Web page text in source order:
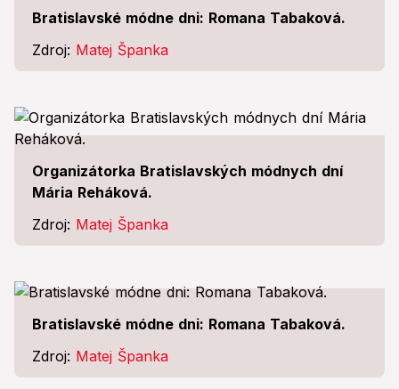
Bratislavské módne dni: Romana Tabaková.
Zdroj: Matej Španka
Organizátorka Bratislavských módnych dní
Mária Reháková.
Zdroj: Matej Španka
Bratislavské módne dni: Romana Tabaková.
Zdroj: Matej Španka